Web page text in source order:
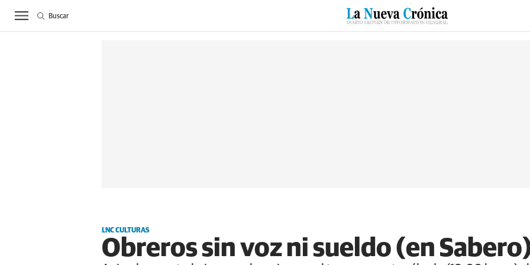
ACTUALIDAD BIERZO SUCESOS CULTURAS ESPECIALES DEPORTES
Buscar
LNC CULTURAS
Obreros sin voz ni sueldo (en